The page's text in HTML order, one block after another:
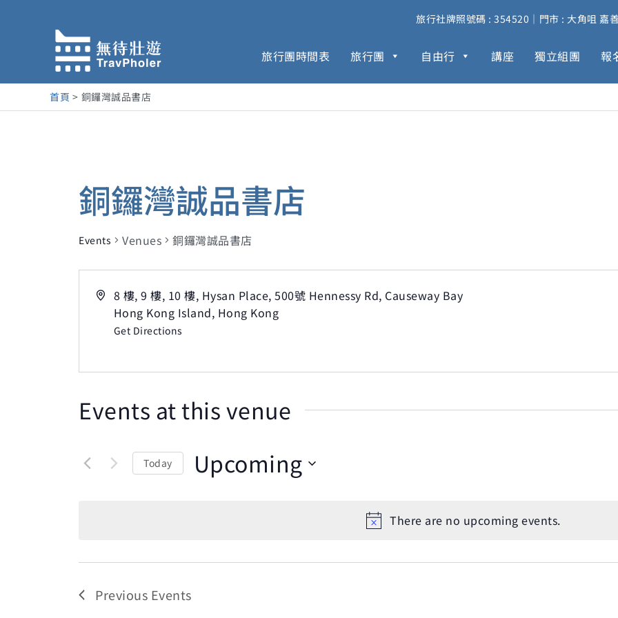
旅行社牌照號碼 : 354520｜門市 : 大角咀 嘉
旅行團時間表 旅行團 自由行 講座 獨立組團 報
首頁 銅鑼灣誠品書店
Notice
There are no upcoming events.
銅鑼灣誠品書店
Events Venues 銅鑼灣誠品書店
Address
8 樓, 9 樓, 10 樓, Hysan Place, 500號 Hennessy Rd, Causeway Bay
Hong Kong Island, Hong Kong
Get Directions
Events at this venue
Today Upcoming
Previous Events